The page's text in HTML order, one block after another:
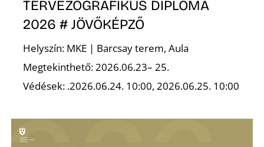
TERVEZŐGRAFIKUS DIPLOMA
2026 # JÖVŐKÉPZŐ
Helyszín: MKE | Barcsay terem, Aula
Megtekinthető: 2026.06.23– 25.
Védések: .2026.06.24. 10:00, 2026.06.25. 10:00